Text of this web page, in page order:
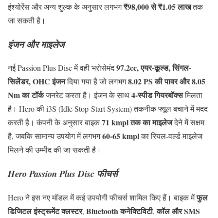
इंश्योरेंस और अन्य शुल्क के अनुसार लगभग₹98,000 से ₹1.05 लाखतक
जा सकती है।
इंजन और माइलेज
नई Passion Plus Disc में वही भरोसेमंद97.2cc, एयर-कूल्ड, सिंगल-
सिलेंडर, OHC इंजनदिया गया है जो लगभग8.02 PS की पावर और 8.05
Nm का टॉर्कजनरेट करता है। इंजन के साथ4-स्पीड गियरबॉक्समिलता
है। Hero की i3S (Idle Stop-Start System) तकनीक फ्यूल बचाने में मदद
करती है। कंपनी के अनुसार बाइक71 kmpl तक का माइलेजदेने में सक्षम
है, जबकि सामान्य उपयोग में लगभग60-65 kmplका रियल-वर्ल्ड माइलेज
मिलने की उम्मीद की जा सकती है।
Hero Passion Plus Disc फीचर्स
Hero ने इस नए मॉडल में कई उपयोगी फीचर्स शामिल किए हैं। बाइक मेंफुल
डिजिटल इंस्ट्रूमेंट क्लस्टर, Bluetooth कनेक्टिविटी,कॉल और SMS